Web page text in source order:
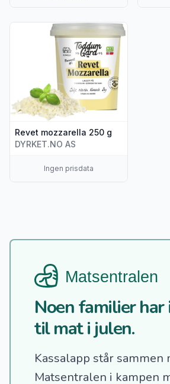
Revet mozzarella 250 g
DYRKET.NO AS
Ingen prisdata
Vis flere detaljer for produktet "Revet
Noen familier har
til mat i julen.
Kassalapp står sammen
Matsentralen i kampen